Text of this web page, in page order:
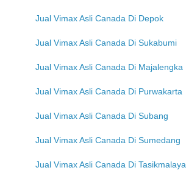
Jual Vimax Asli Canada Di Depok
Jual Vimax Asli Canada Di Sukabumi
Jual Vimax Asli Canada Di Majalengka
Jual Vimax Asli Canada Di Purwakarta
Jual Vimax Asli Canada Di Subang
Jual Vimax Asli Canada Di Sumedang
Jual Vimax Asli Canada Di Tasikmalaya